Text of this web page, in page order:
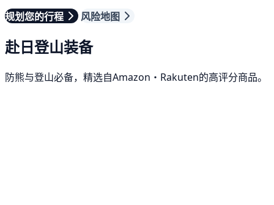
规划您的行程
风险地图
赴日登山装备
防熊与登山必备，精选自Amazon・Rakuten的高评分商品。